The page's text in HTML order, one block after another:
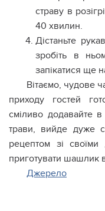
страву в
40 хвилин.
Дістаньте
зробіть в
запікатися ще
Вітаємо, чудове
приходу гостей
сміливо додавайте в
трави, вийде дуже
рецептом зі
приготувати шашлик
Джерело